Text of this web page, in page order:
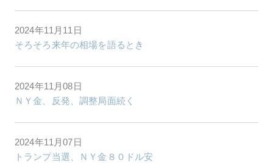
2024年11月11日
そろそろ来年の相場を語るとき
2024年11月08日
ＮＹ金、反発、調整局面続く
2024年11月07日
トランプ当選、ＮＹ金８０ドル安